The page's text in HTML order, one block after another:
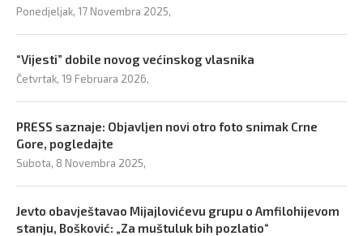
Ponedjeljak, 17 Novembra 2025,
“Vijesti” dobile novog većinskog vlasnika
Četvrtak, 19 Februara 2026,
PRESS saznaje: Objavljen novi otro foto snimak Crne
Gore, pogledajte
Subota, 8 Novembra 2025,
Jevto obavještavao Mijajlovićevu grupu o Amfilohijevom
stanju, Bošković: „Za muštuluk bih pozlatio“